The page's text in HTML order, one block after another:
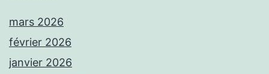
mars 2026
février 2026
janvier 2026